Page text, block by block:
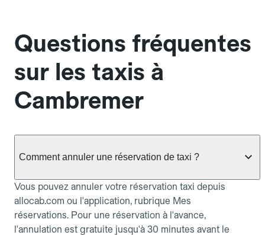
Questions fréquentes
sur les taxis à
Cambremer
Comment annuler une réservation de taxi ?
Vous pouvez annuler votre réservation taxi depuis
allocab.com ou l'application, rubrique Mes
réservations. Pour une réservation à l'avance,
l'annulation est gratuite jusqu'à 30 minutes avant le